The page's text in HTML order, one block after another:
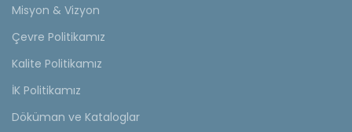
Misyon & Vizyon
Çevre Politikamız
Kalite Politikamız
İK Politikamız
Döküman ve Kataloglar